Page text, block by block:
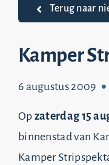
Praktijkvoorbeelden
Nieuws
Top 20
Terug naar
Kamper
6 augustus 2009
Op zaterdag 15
binnenstad van
Kamper